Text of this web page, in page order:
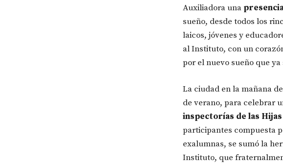
Auxiliadora una
sueño, desde todos los
laicos, jóvenes y
al Instituto, con un
por el nuevo sueño que
La ciudad en la mañana
de verano, para celebrar
inspectorías de las
participantes compuesta
exalumnas, se sumó la
Instituto, que